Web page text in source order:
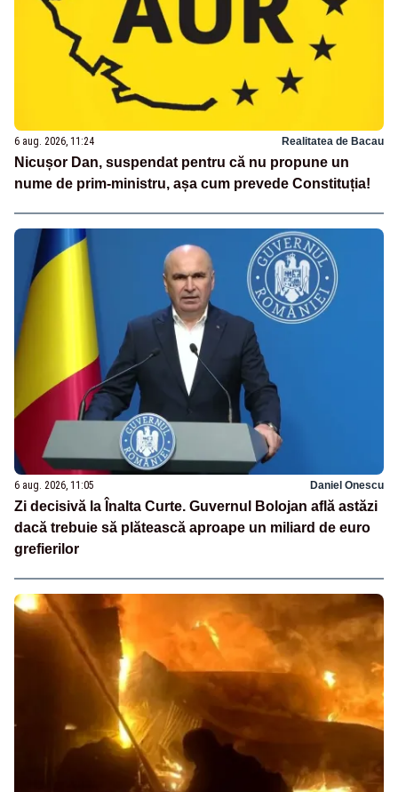
6 aug. 2026, 11:24 Realitatea de Bacau
Nicușor Dan, suspendat pentru că nu propune un
nume de prim-ministru, așa cum prevede Constituția!
6 aug. 2026, 11:05 Daniel Onescu
Zi decisivă la Înalta Curte. Guvernul Bolojan află astăzi
dacă trebuie să plătească aproape un miliard de euro
grefierilor